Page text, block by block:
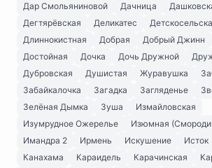
Дар Смольяниновой
Дачница
Дегтярёвская
Деликатес
Длиннокистная
Добрая Добрый Джинн
Достойная
Дочка Дочь Дружной
Дубровская
Душистая Журавушка
Забайкалочка
Загадка Загляденье
Зелёная Дымка
Зуша
Измайловская
Изумрудное Ожерелье
Изюмная
Имандра 2
Ирмень Искушение Исток
Канахама
Караидель Карачинская